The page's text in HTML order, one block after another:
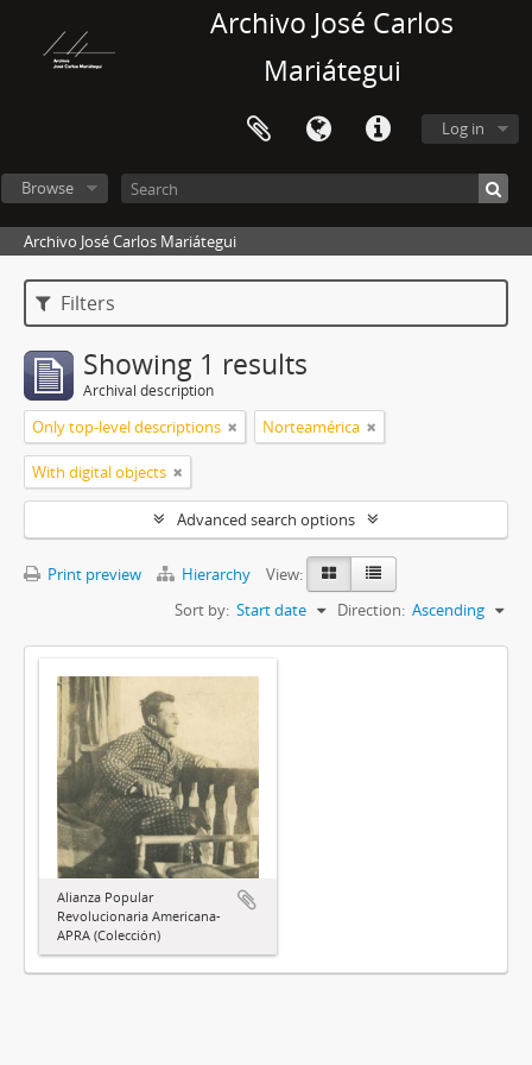
Archivo José Carlos
Mariátegui
Log in
Browse
Archivo José Carlos Mariátegui
Filters
Showing 1 results
Archival description
Only top-level descriptions Norteamérica
With digital objects
Advanced search options
Print preview Hierarchy
View:
Sort by: Start date Direction: Ascending
Alianza Popular
Revolucionaria Americana-
APRA (Colección)